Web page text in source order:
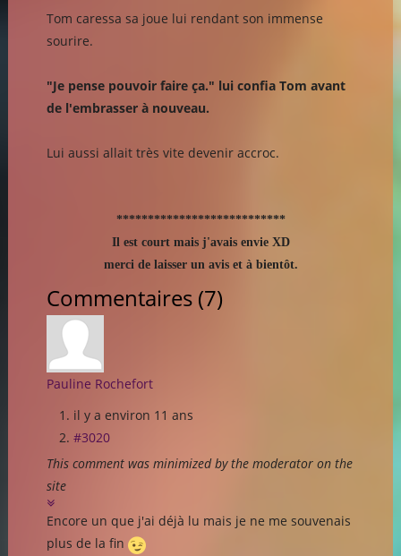
Tom caressa sa joue lui rendant son immense
sourire.
"Je pense pouvoir faire ça." lui confia Tom avant
de l'embrasser à nouveau.
Lui aussi allait très vite devenir accroc.
***************************
Il est court mais j'avais envie XD
merci de laisser un avis et à bientôt.
Commentaires (7)
Pauline Rochefort
il y a environ 11 ans
#3020
This comment was minimized by the moderator on the
site
Encore un que j'ai déjà lu mais je ne me souvenais
plus de la fin